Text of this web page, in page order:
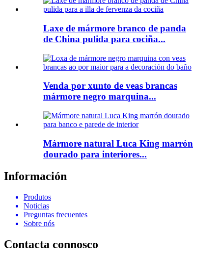
Laxe de mármore branco de panda
de China pulida para cociña...
Venda por xunto de veas brancas
mármore negro marquina...
Mármore natural Luca King marrón
dourado para interiores...
Información
Produtos
Noticias
Preguntas frecuentes
Sobre nós
Contacta connosco